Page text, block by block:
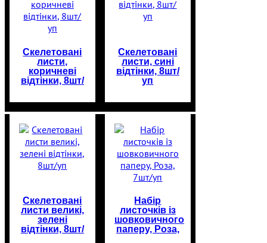
Скелетовані
листи,
коричневі
відтінки, 8шт/
Скелетовані
листи, сині
відтінки, 8шт/
уп
Скелетовані
листи великі,
зелені
відтінки, 8шт/
Набір
листочків із
шовковичного
паперу, Роза,